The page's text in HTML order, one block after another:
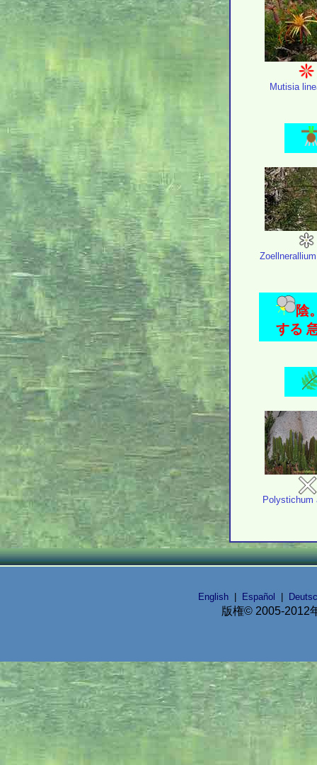
Mutisia
陰
する
Polystichum
English Español
版権© 2005-2012